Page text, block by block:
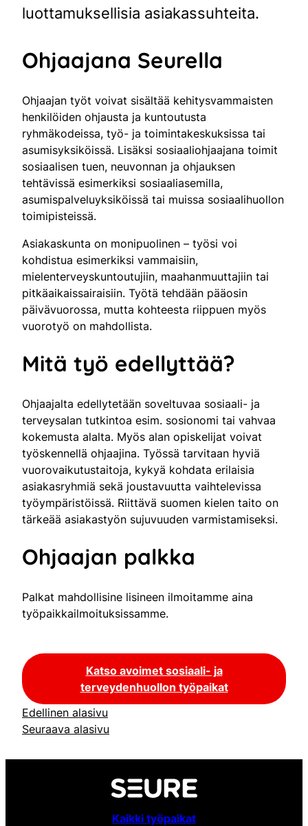
luottamuksellisia asiakassuhteita.
Ohjaajana Seurella
Ohjaajan työt voivat sisältää kehitysvammaisten
henkilöiden ohjausta ja kuntoutusta
ryhmäkodeissa, työ- ja toimintakeskuksissa tai
asumisyksiköissä. Lisäksi sosiaaliohjaajana toimit
sosiaalisen tuen, neuvonnan ja ohjauksen
tehtävissä esimerkiksi sosiaaliasemilla,
asumispalveluyksiköissä tai muissa sosiaalihuollon
toimipisteissä.
Asiakaskunta on monipuolinen – työsi voi
kohdistua esimerkiksi vammaisiin,
mielenterveyskuntoutujiin, maahanmuuttajiin tai
pitkäaikaissairaisiin. Työtä tehdään pääosin
päivävuorossa, mutta kohteesta riippuen myös
vuorotyö on mahdollista.
Mitä työ edellyttää?
Ohjaajalta edellytetään soveltuvaa sosiaali- ja
terveysalan tutkintoa esim. sosionomi tai vahvaa
kokemusta alalta. Myös alan opiskelijat voivat
työskennellä ohjaajina. Työssä tarvitaan hyviä
vuorovaikutustaitoja, kykyä kohdata erilaisia
asiakasryhmiä sekä joustavuutta vaihtelevissa
työympäristöissä. Riittävä suomen kielen taito on
tärkeää asiakastyön sujuvuuden varmistamiseksi.
Ohjaajan palkka
Palkat mahdollisine lisineen ilmoitamme aina
työpaikkailmoituksissamme.
Katso avoimet sosiaali- ja
terveydenhuollon työpaikat
Edellinen alasivu
Seuraava alasivu
Kaikki työpaikat